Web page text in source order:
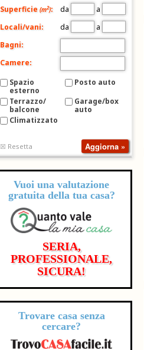
Superficie (m2): da
a
Locali/vani:
da
a
Bagni:
Camere:
Spazio
esterno
Posto auto
Terrazzo/
balcone
Garage/box
auto
Climatizzato
☒ Resetta
Vuoi una valutazione
gratuitadella tua casa?
SERIA,
PROFESSIONALE,
SICURA!
Trovare casa senza
cercare?